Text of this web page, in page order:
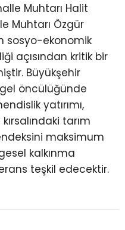
Muhtarı Halit
Muhtarı Özgür
sosyo-ekonomik
açısından kritik bir
Büyükşehir
öncülüğünde
yatırımı,
tarım
maksimum
kalkınma
teşkil edecektir.